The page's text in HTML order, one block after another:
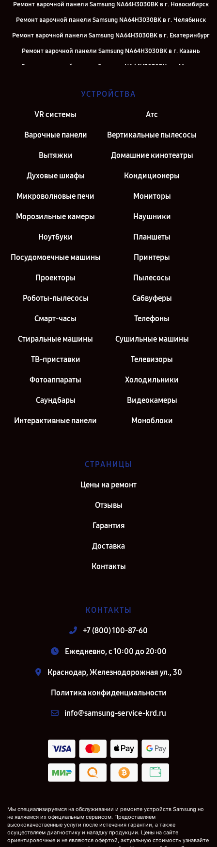
Ремонт варочной панели Samsung NA64H3030BK в г. Новосибирск
Ремонт варочной панели Samsung NA64H3030BK в г. Челябинск
Ремонт варочной панели Samsung NA64H3030BK в г. Екатеринбург
Ремонт варочной панели Samsung NA64H3030BK в г. Казань
Ремонт варочной панели Samsung NA64H3030BK в г. Москва
Петербург
УСТРОЙСТВА
VR системы Атс
Варочные панели Вертикальные пылесосы
Вытяжки Домашние кинотеатры
Духовые шкафы Кондиционеры
Микроволновые печи Мониторы
Морозильные камеры Наушники
Ноутбуки Планшеты
Посудомоечные машины Принтеры
Проекторы Пылесосы
Роботы-пылесосы Сабвуферы
Смарт-часы Телефоны
Стиральные машины Сушильные машины
ТВ-приставки Телевизоры
Фотоаппараты Холодильники
Саундбары Видеокамеры
Интерактивные панели Моноблоки
СТРАНИЦЫ
Цены на ремонт
Отзывы
Гарантия
Доставка
Контакты
КОНТАКТЫ
+7 (800) 100-87-60
Ежедневно, с 10:00 до 20:00
Краснодар, Железнодорожная ул., 30
Политика конфиденциальности
info@samsung-service-krd.ru
Мы специализируемся на обслуживании и ремонте устройств Samsung но
не являемся их официальным сервисом. Предоставляем
высококачественные услуги после истечения гарантии, а также
осуществляем диагностику и наладку продукции. Цены на сайте
ориентировочные и не являются офертой, актуальную стоимость узнавайте